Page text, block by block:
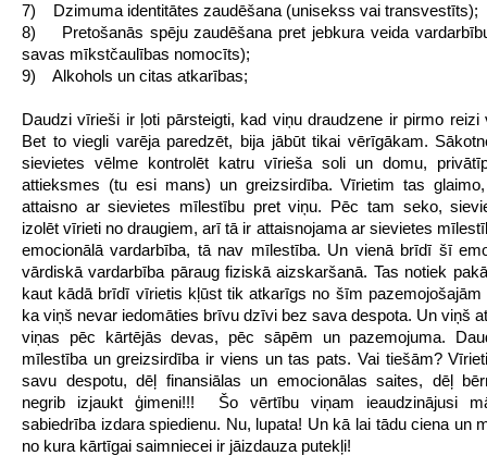
7) Dzimuma identitātes zaudēšana (unisekss vai transvestīts);
8) Pretošanās spēju zaudēšana pret jebkura veida
savas mīkstčaulības nomocīts);
9) Alkohols un citas atkarības;
Daudzi vīrieši ir ļoti pārsteigti, kad viņu draudzene ir pirmo reizi
Bet to viegli varēja paredzēt, bija jābūt tikai vērīgākam.
sievietes vēlme kontrolēt katru vīrieša soli un domu,
attieksmes (tu esi mans) un greizsirdība. Vīrietim tas
attaisno ar sievietes mīlestību pret viņu. Pēc tam seko,
izolēt vīrieti no draugiem, arī tā ir attaisnojama ar sievietes
emocionālā vardarbība, tā nav mīlestība. Un vienā brīdī šī
vārdiskā vardarbība pāraug fiziskā aizskaršanā. Tas notiek
kaut kādā brīdī vīrietis kļūst tik atkarīgs no šīm pazemojošajām
ka viņš nevar iedomāties brīvu dzīvi bez sava despota. Un viņš
viņas pēc kārtējās devas, pēc sāpēm un pazemojuma.
mīlestība un greizsirdība ir viens un tas pats. Vai tiešām?
savu despotu, dēļ finansiālas un emocionālas saites, dēļ
negrib izjaukt ģimeni!!! Šo vērtību viņam ieaudzinājusi
sabiedrība izdara spiedienu. Nu, lupata! Un kā lai tādu ciena un
no kura kārtīgai saimniecei ir jāizdauza putekļi!